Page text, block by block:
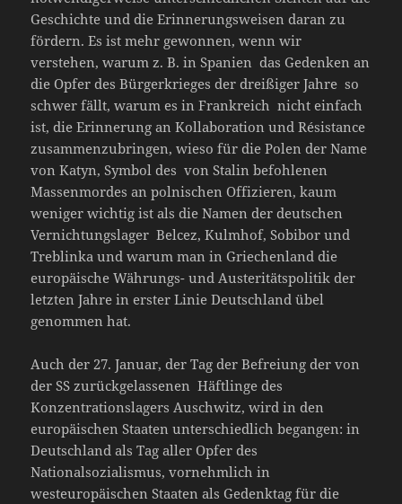
Geschichte und die Erinnerungsweisen daran zu
fördern. Es ist mehr gewonnen, wenn wir
verstehen, warum z. B. in Spanien das Gedenken an
die Opfer des Bürgerkrieges der dreißiger Jahre so
schwer fällt, warum es in Frankreich nicht einfach
ist, die Erinnerung an Kollaboration und Résistance
zusammenzubringen, wieso für die Polen der Name
von Katyn, Symbol des von Stalin befohlenen
Massenmordes an polnischen Offizieren, kaum
weniger wichtig ist als die Namen der deutschen
Vernichtungslager Belcez, Kulmhof, Sobibor und
Treblinka und warum man in Griechenland die
europäische Währungs- und Austeritätspolitik der
letzten Jahre in erster Linie Deutschland übel
genommen hat.
Auch der 27. Januar, der Tag der Befreiung der von
der SS zurückgelassenen Häftlinge des
Konzentrationslagers Auschwitz, wird in den
europäischen Staaten unterschiedlich begangen: in
Deutschland als Tag aller Opfer des
Nationalsozialismus, vornehmlich in
westeuropäischen Staaten als Gedenktag für die